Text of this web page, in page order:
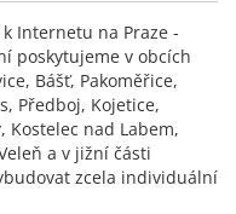
Internetu na Praze -
poskytujeme v obcích
Bášť, Pakoměřice,
Předboj, Kojetice,
Kostelec nad Labem,
a v jižní části
zcela individuální